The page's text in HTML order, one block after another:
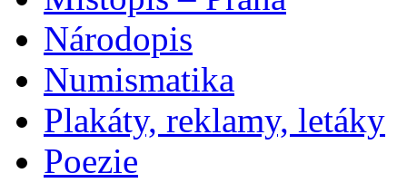
Národopis
Numismatika
Plakáty, reklamy, letáky
Poezie